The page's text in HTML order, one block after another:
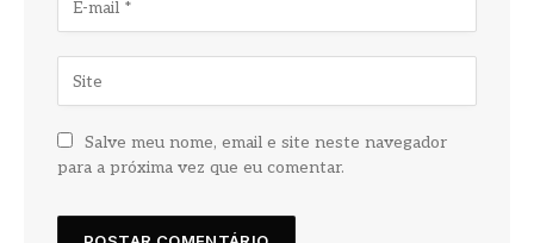
Salve meu nome, email e site neste navegador
para a próxima vez que eu comentar.